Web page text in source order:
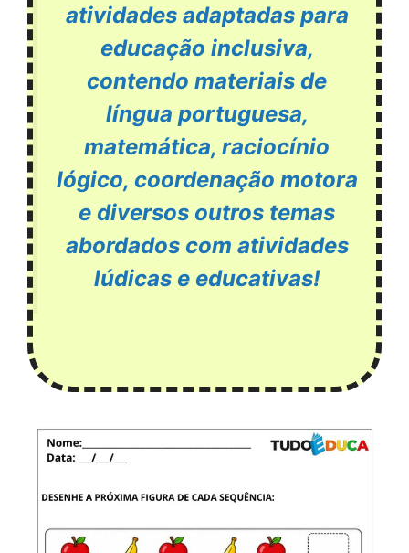
atividades adaptadas para
educação inclusiva,
contendo materiais de
língua portuguesa,
matemática, raciocínio
lógico, coordenação motora
e diversos outros temas
abordados com atividades
lúdicas e educativas!